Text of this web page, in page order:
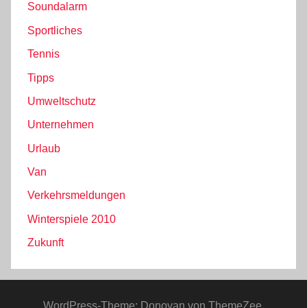
Soundalarm
Sportliches
Tennis
Tipps
Umweltschutz
Unternehmen
Urlaub
Van
Verkehrsmeldungen
Winterspiele 2010
Zukunft